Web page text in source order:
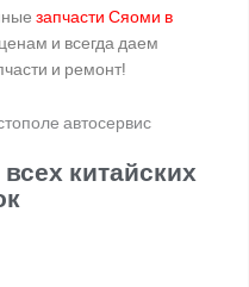
запчасти Сяоми в
и всегда даем
и ремонт!
китайских